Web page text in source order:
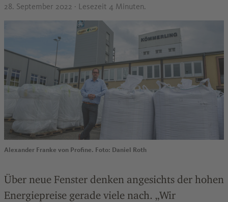
28. September 2022 · Lesezeit 4 Minuten.
Alexander Franke von Profine. Foto: Daniel Roth
Über neue Fenster denken angesichts der hohen
Energiepreise gerade viele nach. „Wir